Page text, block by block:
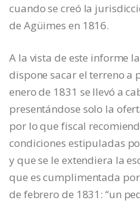
cuando se creó la
de Agüimes en 1816.
A la vista de este informe
dispone sacar el terreno a
enero de 1831 se llevó a
presentándose solo la
por lo que fiscal
condiciones estipuladas
y que se le extendiera la
que es cumplimentada
de febrero de 1831: “un